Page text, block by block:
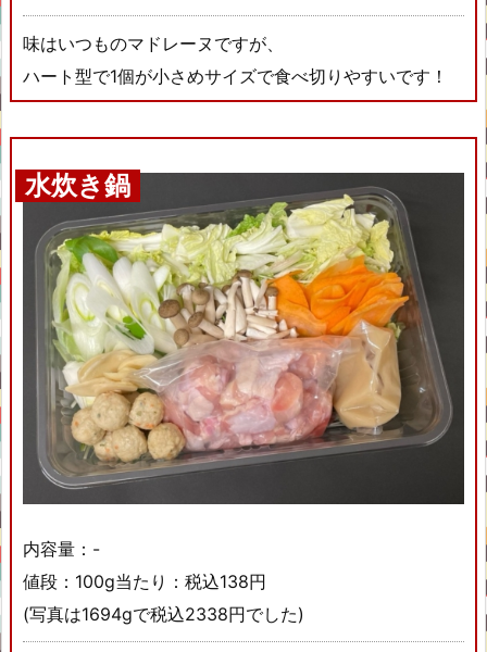
味はいつものマドレーヌですが、
ハート型で1個が小さめサイズで食べ切りやすいです！
水炊き鍋
内容量：-
値段：100g当たり：税込138円
(写真は1694gで税込2338円でした)